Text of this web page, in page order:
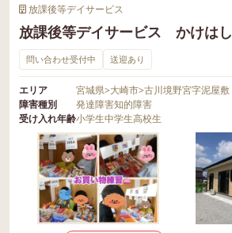
放課後等デイサービス
放課後等デイサービス かけはし
問い合わせ受付中 送迎あり
エリア 宮城県>大崎市>古川境野宮字泥屋敷
障害種別
発達障害知的障害
受け入れ年齢小学生中学生高校生